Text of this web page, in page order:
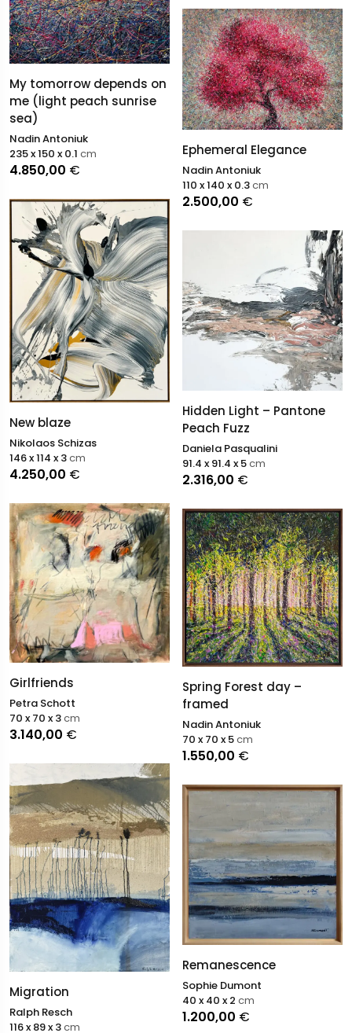
My tomorrow depends on
me (light peach sunrise
sea)
Nadin Antoniuk
4.850,00 €
235 x 150 x 0.1 cm
New blaze
Nikolaos Schizas
4.250,00 €
146 x 114 x 3cm
Girlfriends
Petra Schott
3.140,00 €
70 x 70 x 3cm
Migration
Ralph Resch
116 x 89 x 3cm
Ephemeral Elegance
Nadin Antoniuk
2.500,00 €
110 x 140 x 0.3cm
Hidden Light – Pantone
Peach Fuzz
Daniela Pasqualini
2.316,00 €
91.4 x 91.4 x 5cm
Spring Forest day –
framed
Nadin Antoniuk
1.550,00 €
70 x 70 x 5cm
Remanescence
Sophie Dumont
1.200,00 €
40 x 40 x 2 cm